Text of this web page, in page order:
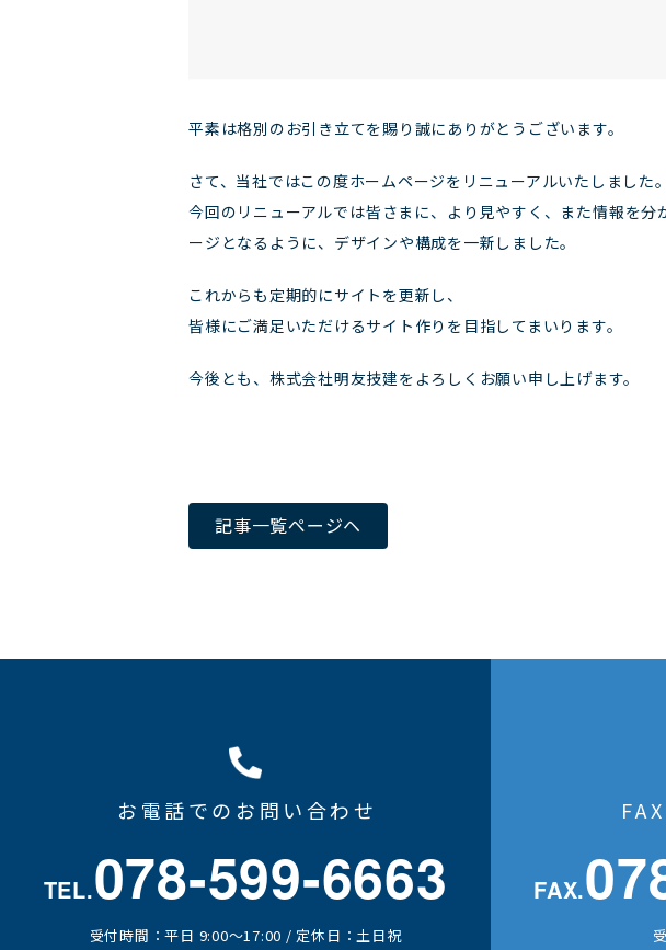
平素は格別のお引き立てを賜り誠にありがとうございます。
さて、当社ではこの度ホームページをリニューアルいたしました。
今回のリニューアルでは皆さまに、より見やすく、また情報を
ージとなるように、デザインや構成を一新しました。
これからも定期的にサイトを更新し、
皆様にご満足いただけるサイト作りを目指してまいります。
今後とも、株式会社明友技建をよろしくお願い申し上げます。
記事一覧ページヘ
お電話でのお問い合わせ
TEL.078-599-6663
受付時間：平日 9:00～17:00 / 定休日：土日祝
FAX.